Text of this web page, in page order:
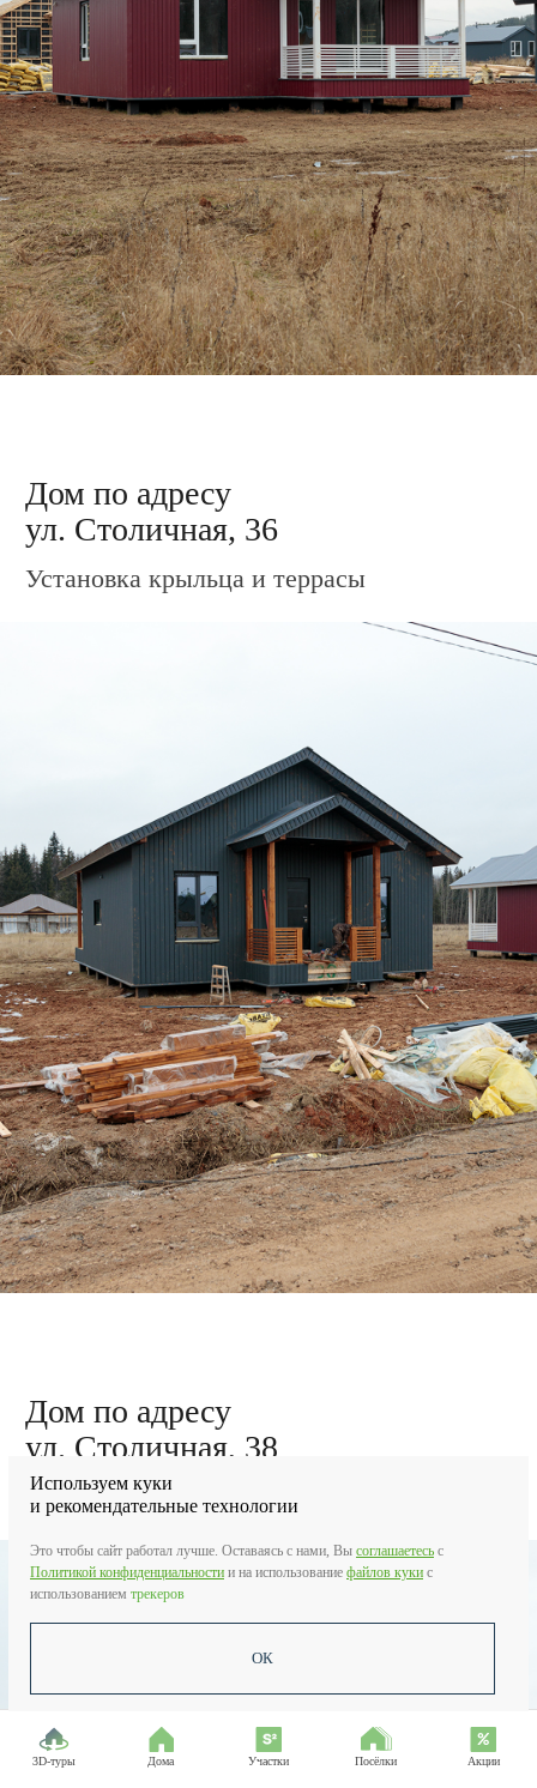
3D-туры Дома Участки Посёлки Акции
Подготовка материала для облицовки
каркаса металлосайдингом
каркаса металлосайдингом
Используем куки
и рекомендательные технологии
Это чтобы сайт работал лучше. Оставаясь с нами, Вы соглашаетесь c
Политикой конфиденциальности и на использование файлов куки с
использованием трекеров
ОК